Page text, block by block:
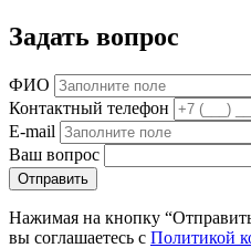
Задать вопрос
ФИО
Контактный телефон
E-mail
Ваш вопрос
Отправить
Нажимая на кнопку
вы соглашаетесь с Политикой